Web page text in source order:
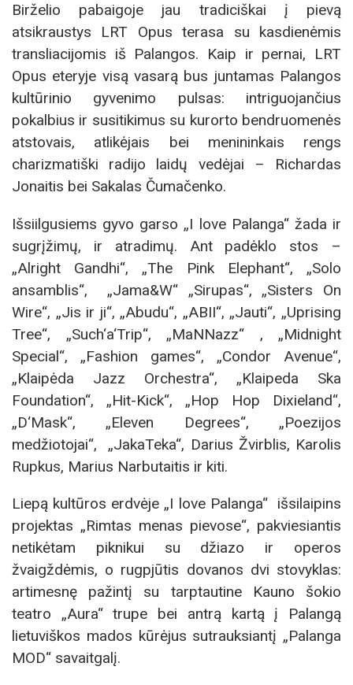
Birželio pabaigoje jau tradiciškai į pievą
atsikraustys LRT Opus terasa su kasdienėmis
transliacijomis iš Palangos. Kaip ir pernai, LRT
Opus eteryje visą vasarą bus juntamas Palangos
kultūrinio gyvenimo pulsas: intriguojančius
pokalbius ir susitikimus su kurorto bendruomenės
atstovais, atlikėjais bei menininkais rengs
charizmatiški radijo laidų vedėjai – Richardas
Jonaitis bei Sakalas Čumačenko.
Išsiilgusiems gyvo garso „I love Palanga“ žada ir
sugrįžimų, ir atradimų. Ant padėklo stos –
„Alright Gandhi“, „The Pink Elephant“, „Solo
ansamblis“, „Jama&W“ „Sirupas“, „Sisters On
Wire“, „Jis ir ji“, „Abudu“, „ABII“, „Jauti“, „Uprising
Tree“, „Such‘a‘Trip“, „MaNNazz“ , „Midnight
Special“, „Fashion games“, „Condor Avenue“,
„Klaipėda Jazz Orchestra“, „Klaipeda Ska
Foundation“, „Hit-Kick“, „Hop Hop Dixieland“,
„D‘Mask“, „Eleven Degrees“, „Poezijos
medžiotojai“, „JakaTeka“, Darius Žvirblis, Karolis
Rupkus, Marius Narbutaitis ir kiti.
Liepą kultūros erdvėje „I love Palanga“ išsilaipins
projektas „Rimtas menas pievose“, pakviesiantis
netikėtam piknikui su džiazo ir operos
žvaigždėmis, o rugpjūtis dovanos dvi stovyklas:
artimesnę pažintį su tarptautine Kauno šokio
teatro „Aura“ trupe bei antrą kartą į Palangą
lietuviškos mados kūrėjus sutrauksiantį „Palanga
MOD“ savaitgalį.